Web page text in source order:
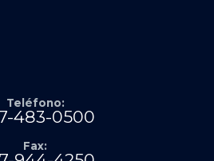
Teléfono:
483-0500
Fax: